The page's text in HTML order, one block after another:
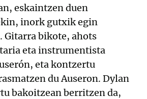
eskaintzen duen
inork gutxik egin
Gitarra bikote, ahots
eta instrumentista
eta kontzertu
du Auseron. Dylan
bakoitzean berritzen da,